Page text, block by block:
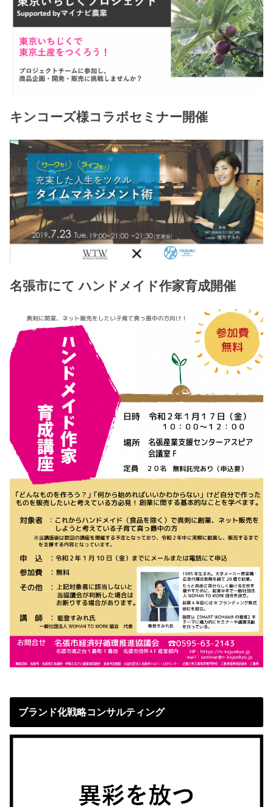
キンコーズ様コラボセミナー開催
名張市にて ハンドメイド作家育成開催
ブランド化戦略コンサルティング